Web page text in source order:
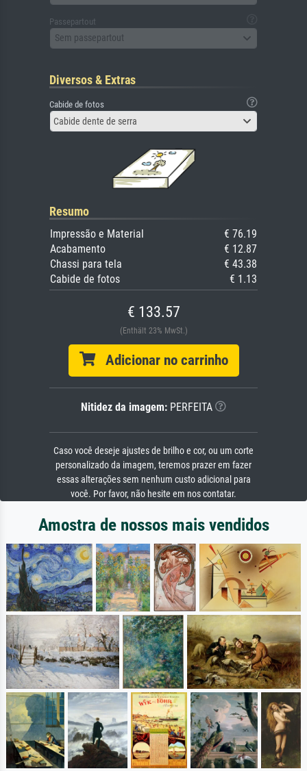
Passepartout
Sem passepartout
Diversos & Extras
Cabide de fotos
Cabide dente de serra
Resumo
Impressão e Material
€ 76.19
Acabamento
€ 12.87
Chassi para tela
€ 43.38
Cabide de fotos
€ 1.13
€ 133.57
(Enthält 23% MwSt.)
Adicionar no carrinho
Nitidez da imagem: PERFEITA
Caso você deseje ajustes de brilho e cor, ou um corte
personalizado da imagem, teremos prazer em fazer
essas alterações sem nenhum custo adicional para
você. Por favor, não hesite em nos contatar.
Amostra de nossos mais vendidos